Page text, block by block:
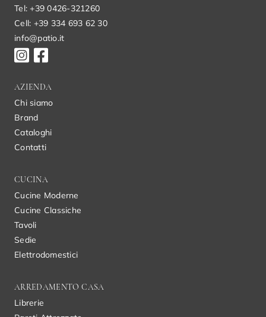
Tel: +39 0426-321260
Cell: +39 334 693 62 30
info@patio.it
AZIENDA
Chi siamo
Brand
Cataloghi
Contatti
CUCINA
Cucine Moderne
Cucine Classiche
Tavoli
Sedie
Elettrodomestici
ARREDAMENTO CASA
Librerie